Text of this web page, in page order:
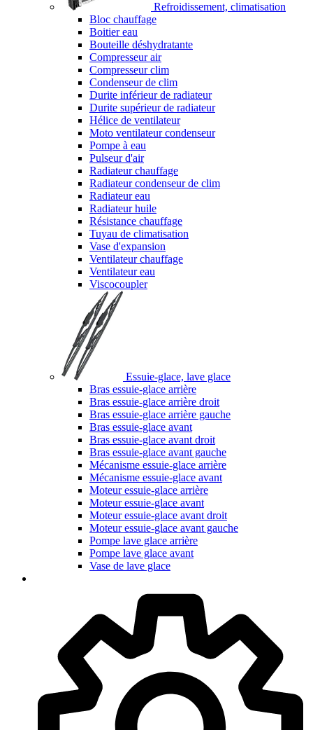
Refroidissement, climatisation
Bloc chauffage
Boitier eau
Bouteille déshydratante
Compresseur air
Compresseur clim
Condenseur de clim
Durite inférieur de radiateur
Durite supérieur de radiateur
Hélice de ventilateur
Moto ventilateur condenseur
Pompe à eau
Pulseur d'air
Radiateur chauffage
Radiateur condenseur de clim
Radiateur eau
Radiateur huile
Résistance chauffage
Tuyau de climatisation
Vase d'expansion
Ventilateur chauffage
Ventilateur eau
Viscocoupler
Essuie-glace, lave glace
Bras essuie-glace arrière
Bras essuie-glace arrière droit
Bras essuie-glace arrière gauche
Bras essuie-glace avant
Bras essuie-glace avant droit
Bras essuie-glace avant gauche
Mécanisme essuie-glace arrière
Mécanisme essuie-glace avant
Moteur essuie-glace arrière
Moteur essuie-glace avant
Moteur essuie-glace avant droit
Moteur essuie-glace avant gauche
Pompe lave glace arrière
Pompe lave glace avant
Vase de lave glace